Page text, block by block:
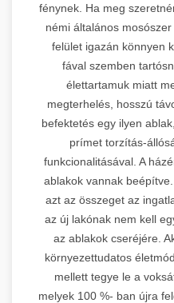
fénynek. Ha meg
némi általános
felület igazán könnyen
fával szemben
élettartamuk miatt
megterhelés, hosszú
befektetés egy ilyen
prímet torzítás-
funkcionalitásával. A
ablakok vannak
azt az összeget az
az új lakónak nem kell
az ablakok cseréjére.
környezettudatos
mellett tegye le a
melyek 100 %- ban újra